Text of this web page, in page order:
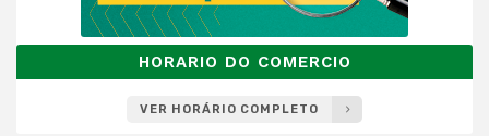
HORARIO DO COMERCIO
VER HORÁRIO COMPLETO